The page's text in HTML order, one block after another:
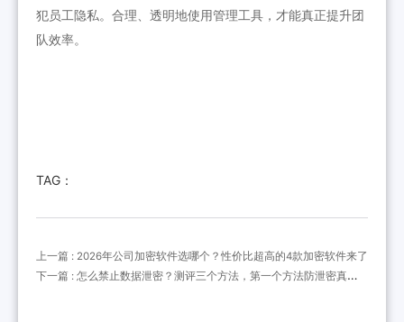
犯员工隐私。合理、透明地使用管理工具，才能真正提升团
队效率。
TAG：
上一篇 : 2026年公司加密软件选哪个？性价比超高的4款加密软件来了
下一篇 : 怎么禁止数据泄密？测评三个方法，第一个方法防泄密真不